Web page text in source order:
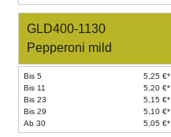
GLD400-1130
Pepperoni mild
Bis 5
5,25 €*
Bis 11
5,20 €*
Bis 23
5,15 €*
Bis 29
5,10 €*
Ab 30
5,05 €*